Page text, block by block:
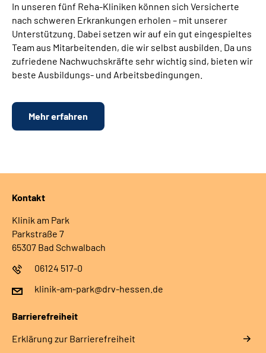
In unseren fünf Reha-Kliniken können sich Versicherte
nach schweren Erkrankungen erholen – mit unserer
Unterstützung. Dabei setzen wir auf ein gut eingespieltes
Team aus Mitarbeitenden, die wir selbst ausbilden. Da uns
zufriedene Nachwuchskräfte sehr wichtig sind, bieten wir
beste Ausbildungs- und Arbeitsbedingungen.
Mehr erfahren
Kontakt
Klinik am Park
Parkstraße 7
65307 Bad Schwalbach
06124 517-0
klinik-am-park@drv-hessen.de
Barrierefreiheit
Erklärung zur Barrierefreiheit